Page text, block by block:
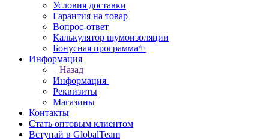
Условия доставки
Гарантия на товар
Вопрос-ответ
Калькулятор шумоизоляции
Бонусная программа✨
Информация
Назад
Информация
Реквизиты
Магазины
Контакты
Стать оптовым клиентом
Вступай в GlobalTeam